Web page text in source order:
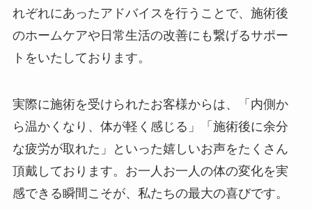
れぞれにあったアドバイスを行うことで、施術後
のホームケアや日常生活の改善にも繋げるサポー
トをいたしております。
実際に施術を受けられたお客様からは、「内側か
ら温かくなり、体が軽く感じる」「施術後に余分
な疲労が取れた」といった嬉しいお声をたくさん
頂戴しております。お一人お一人の体の変化を実
感できる瞬間こそが、私たちの最大の喜びです。